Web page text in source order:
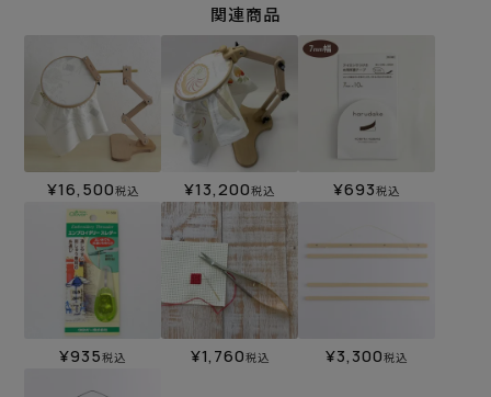
関連商品
¥16,500税込 ¥13,200税込 ¥693税込
¥935税込 ¥1,760税込 ¥3,300税込